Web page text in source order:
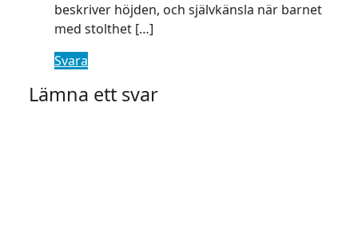
beskriver höjden, och självkänsla när barnet
med stolthet […]
Svara
Lämna ett svar